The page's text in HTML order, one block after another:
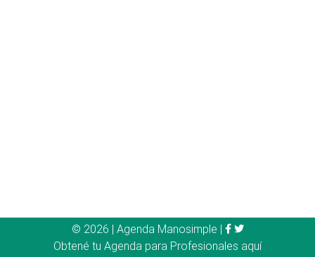
© 2026 | Agenda Manosimple |
Obtené tu Agenda para Profesionales aquí